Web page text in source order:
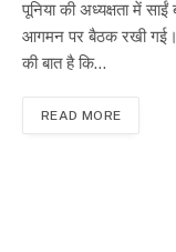
पूनिया की अध्यक्षता में
आगमन पर बैठक रखी गई।
की बात है कि…
READ MORE